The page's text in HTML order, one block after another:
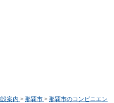
案内 > 那覇市 > 那覇市のコンビニエン